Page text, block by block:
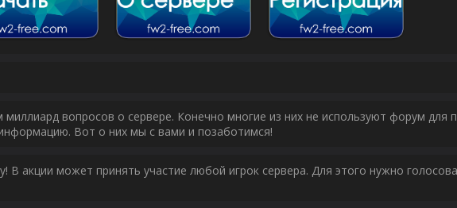
вопросов о сервере. Конечно многие из них не используют форум для
Вот о них мы с вами и позаботимся!
В акции может принять участие любой игрок сервера. Для этого нужно